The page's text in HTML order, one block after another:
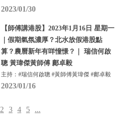
2023/01/30
【師傅講港股】2023年1月16日 星期一
｜假期氣氛濃厚？北水放假港股點
算？農曆新年有咩憧憬？｜ 瑞信何啟
聰 黃瑋傑黃師傅 鄺卓毅
主持：#瑞信何啟聰 #黃師傅黃瑋傑 #鄺卓毅
2023/01/16
2 3 4 5 ...